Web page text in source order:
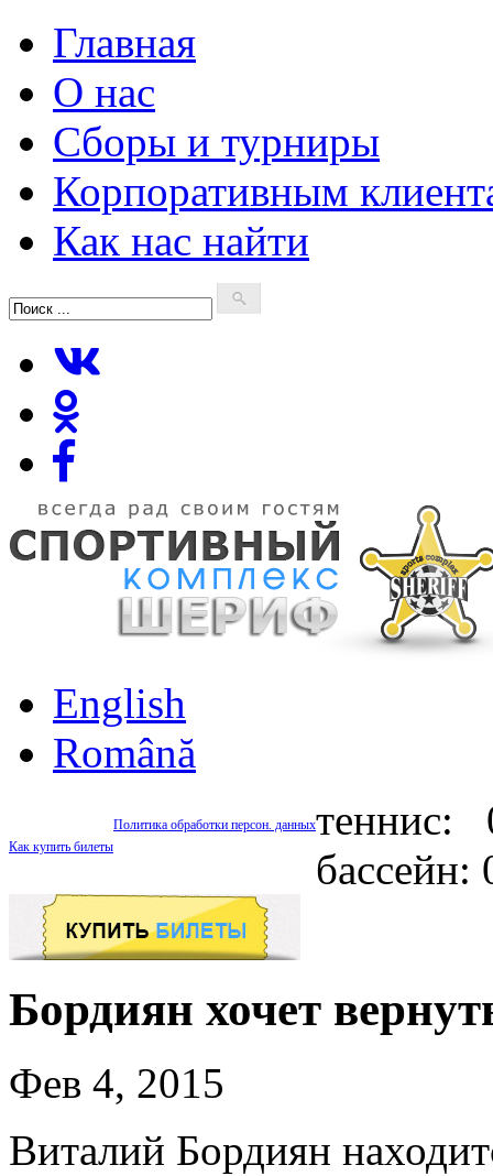
Главная
О нас
Сборы и турниры
Корпоративным
Как нас найти
English
Română
Политика обработки персон. данных
Как купить билеты
теннис:
Бордиян хочет
Фев 4, 2015
Виталий Бордиян